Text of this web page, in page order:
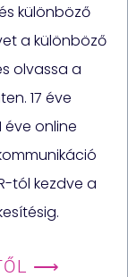
különböző
a különböző
olvassa a
17 éve
éve online
tól kezdve a
⟶